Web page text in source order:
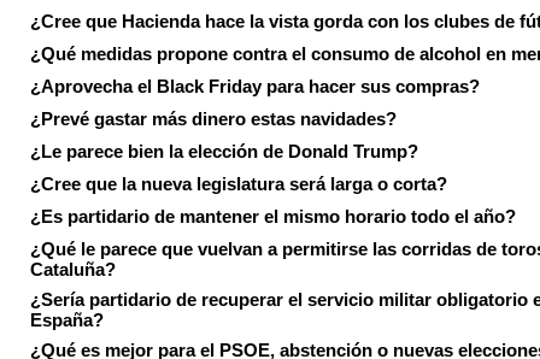
¿Cree que Hacienda hace la vista gorda con los clubes de
¿Qué medidas propone contra el consumo de alcohol en
¿Aprovecha el Black Friday para hacer sus compras?
¿Prevé gastar más dinero estas navidades?
¿Le parece bien la elección de Donald Trump?
¿Cree que la nueva legislatura será larga o corta?
¿Es partidario de mantener el mismo horario todo el año?
¿Qué le parece que vuelvan a permitirse las corridas de
Cataluña?
¿Sería partidario de recuperar el servicio militar obligatorio
España?
¿Qué es mejor para el PSOE, abstención o nuevas